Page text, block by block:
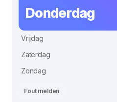
Donderdag
Vrijdag
Zaterdag
Zondag
Fout melden